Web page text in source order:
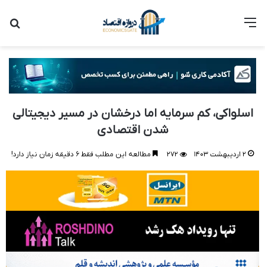
اسلواکی، کم سرمایه اما درخشان در مسیر دیجیتالی
شدن اقتصادی
۲ اردیبهشت ۱۴۰۳ ۲۷۲ مطالعه این مطلب فقط ۶ دقیقه زمان نیاز دارد!